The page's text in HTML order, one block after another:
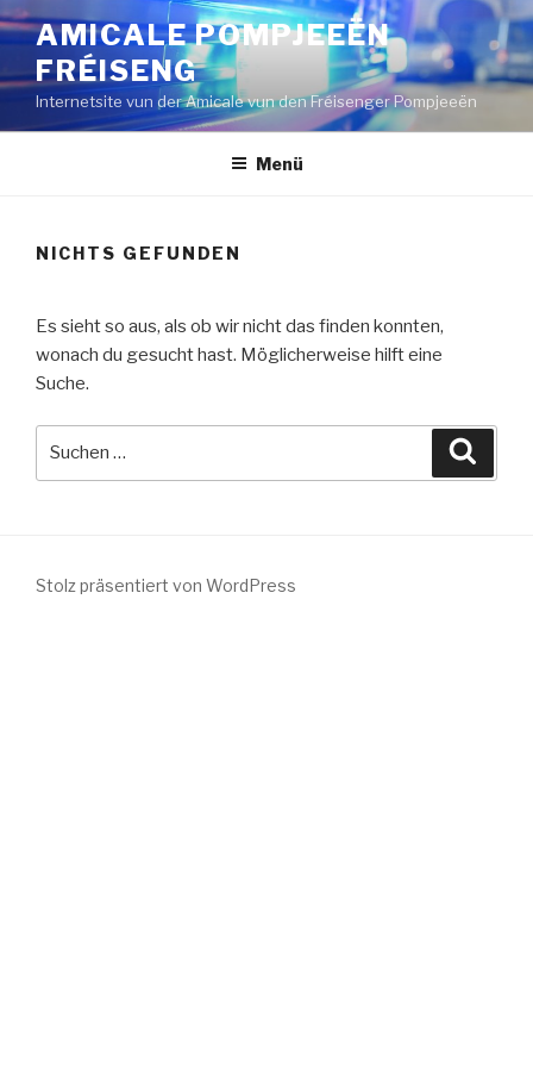
Zum
Inhalt
springen
AMICALE POMPJEEËN
FRÉISENG
Internetsite vun der Amicale vun den Fréisenger Pompjeeën
Menü
NICHTS GEFUNDEN
Es sieht so aus, als ob wir nicht das finden konnten,
wonach du gesucht hast. Möglicherweise hilft eine
Suche.
Stolz präsentiert von WordPress